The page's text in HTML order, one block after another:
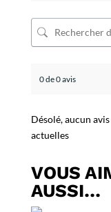
0 de 0 avis
Désolé, aucun
actuelles
VOUS
AUSSI…